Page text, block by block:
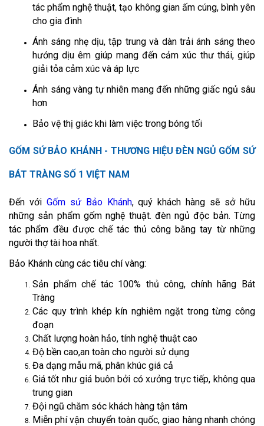
tác phẩm nghệ thuật, tạo không gian ấm cúng, bình yên
cho gia đình
Ánh sáng nhẹ dịu, tập trung và dàn trải ánh sáng theo
hướng dịu êm giúp mang đến cảm xúc thư thái, giúp
giải tỏa cảm xúc và áp lực
Ánh sáng vàng tự nhiên mang đến những giấc ngủ sâu
hơn
Bảo vệ thị giác khi làm việc trong bóng tối
GỐM SỨ BẢO KHÁNH - THƯƠNG HIỆU ĐÈN NGỦ GỐM SỨ
BÁT TRÀNG SỐ 1 VIỆT NAM
Đến với Gốm sứ Bảo Khánh, quý khách hàng sẽ sở hữu
những sản phẩm gốm nghệ thuật. đèn ngủ độc bản. Từng
tác phẩm đều được chế tác thủ công bằng tay từ những
người thợ tài hoa nhất.
Bảo Khánh cùng các tiêu chí vàng:
Sản phẩm chế tác 100% thủ công, chính hãng Bát
Tràng
Các quy trình khép kín nghiêm ngặt trong từng công
đoạn
Chất lượng hoàn hảo, tính nghệ thuật cao
Độ bền cao,an toàn cho người sử dụng
Đa dạng mẫu mã, phân khúc giá cả
Giá tốt như giá buôn bởi có xưởng trực tiếp, không qua
trung gian
Đội ngũ chăm sóc khách hàng tận tâm
Miễn phí vận chuyển toàn quốc, giao hàng nhanh chóng